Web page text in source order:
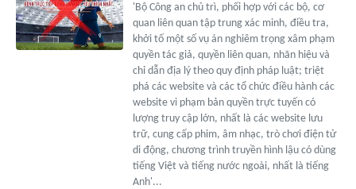
'Bộ Công an chủ trì, phối hợp với các bộ, cơ
quan liên quan tập trung xác minh, điều tra,
khởi tố một số vụ án nghiêm trọng xâm phạm
quyền tác giả, quyền liên quan, nhãn hiệu và
chỉ dẫn địa lý theo quy định pháp luật; triệt
phá các website và các tổ chức điều hành các
website vi phạm bản quyền trực tuyến có
lượng truy cập lớn, nhất là các website lưu
trữ, cung cấp phim, âm nhạc, trò chơi điện tử
di động, chương trình truyền hình lậu có dùng
tiếng Việt và tiếng nước ngoài, nhất là tiếng
Anh'...